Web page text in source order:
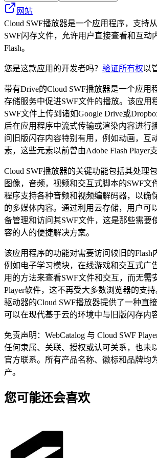
网站
Cloud SWF播放器是一个应用程序，支持
SWF闪存文件，允许用户直接查看和互动
Flash。
您是这款应用的开发者吗？ 验证所有权以
带有Drive的Cloud SWF播放器是一个应用
存储服务中促进SWF文件的播放。该应用
SWF文件上传到诸如Google Drive或
后在应用程序中流式传输或渲染内容进行
问旧版闪存内容特别有用，例如动画，互
素，这些元素以前曾由Adobe Flash Player支
Cloud SWF播放器的关键功能包括其处理
图像，音频，视频和交互式脚本的SWF文
程序支持各种音频和视频编解码器，以确
的多媒体内容。通过利用云存储，用户可
备管理和访问其SWF文件，这是那些需要
容的人的便捷解决方案。
该应用程序的功能对需要访问较旧的Flash
例如电子学习模块，在线游戏和交互式广
用的方法来查看SWF文件和交互，而无需
Player软件，这不再受大多数浏览器的支
驱动器的Cloud SWF播放器提供了一种直
可以在现代基于云的环境中与旧版闪存内
免责声明：WebCatalog 与 Cloud SWF
任何隶属、关联、授权或认可关系，也未
官方联系。所有产品名称、徽标和品牌均
产。
您可能还会喜欢